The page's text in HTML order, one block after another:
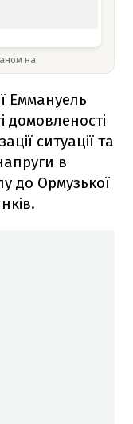
на
Еммануель
домовленості
ситуації та
в
до Ормузької